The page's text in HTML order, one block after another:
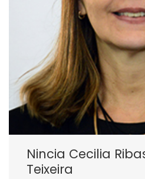
Nincia Cecilia
Teixeira